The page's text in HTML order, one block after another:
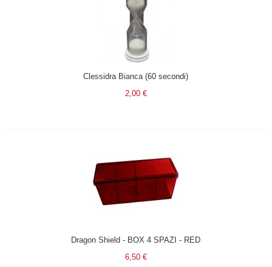
Clessidra Bianca (60 secondi)
2,00 €
Dragon Shield - BOX 4 SPAZI - RED
6,50 €